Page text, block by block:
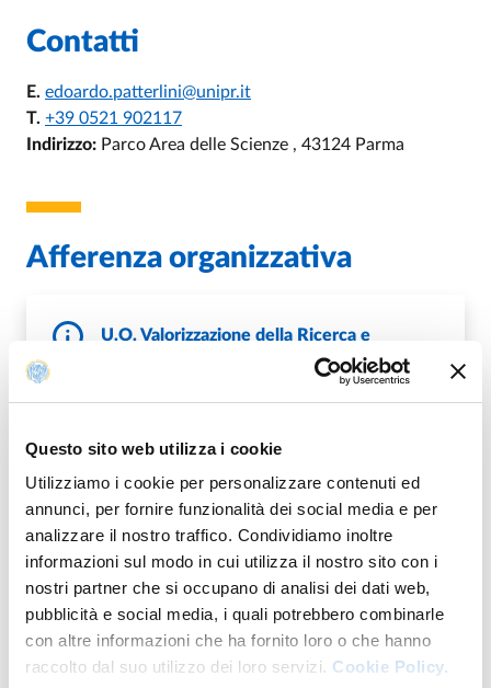
Questo sito web utilizza i cookie
Utilizziamo i cookie per personalizzare contenuti ed
annunci, per fornire funzionalità dei social media e per
analizzare il nostro traffico. Condividiamo inoltre
informazioni sul modo in cui utilizza il nostro sito con i
nostri partner che si occupano di analisi dei dati web,
pubblicità e social media, i quali potrebbero combinarle
con altre informazioni che ha fornito loro o che hanno
raccolto dal suo utilizzo dei loro servizi. Cookie Policy.
Contatti
E. edoardo.patterlini@unipr.it
T. +39 0521 902117
Indirizzo: Parco Area delle Scienze , 43124 Parma
Afferenza organizzativa
U.O. Valorizzazione della Ricerca e
Promozione dell'Innovazione
VAI ALLA SCHEDA DI U.O. VALORIZZAZIONE DELLA
Altro personale della struttura a questo
indirizzo
Personale tecnico amministrativo